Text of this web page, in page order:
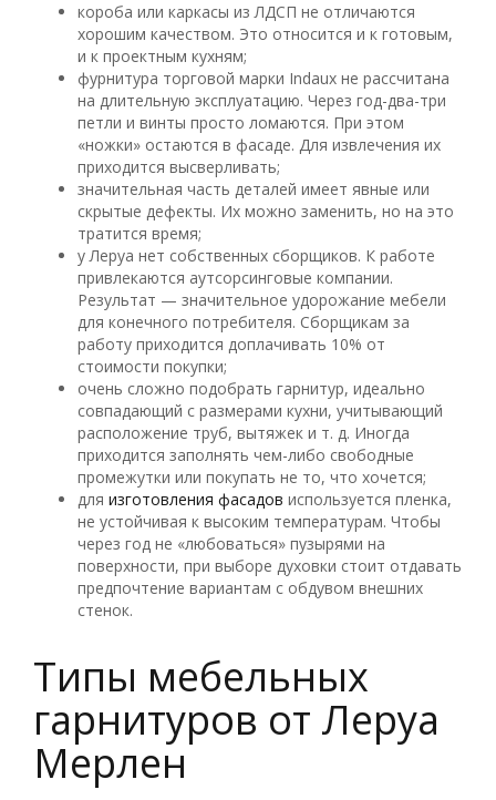
короба или каркасы из ЛДСП не отличаются
хорошим качеством. Это относится и к готовым,
и к проектным кухням;
фурнитура торговой марки Indaux не рассчитана
на длительную эксплуатацию. Через год-два-три
петли и винты просто ломаются. При этом
«ножки» остаются в фасаде. Для извлечения их
приходится высверливать;
значительная часть деталей имеет явные или
скрытые дефекты. Их можно заменить, но на это
тратится время;
у Леруа нет собственных сборщиков. К работе
привлекаются аутсорсинговые компании.
Результат — значительное удорожание мебели
для конечного потребителя. Сборщикам за
работу приходится доплачивать 10% от
стоимости покупки;
очень сложно подобрать гарнитур, идеально
совпадающий с размерами кухни, учитывающий
расположение труб, вытяжек и т. д. Иногда
приходится заполнять чем-либо свободные
промежутки или покупать не то, что хочется;
для изготовления фасадов используется пленка,
не устойчивая к высоким температурам. Чтобы
через год не «любоваться» пузырями на
поверхности, при выборе духовки стоит отдавать
предпочтение вариантам с обдувом внешних
стенок.
Типы мебельных
гарнитуров от Леруа
Мерлен